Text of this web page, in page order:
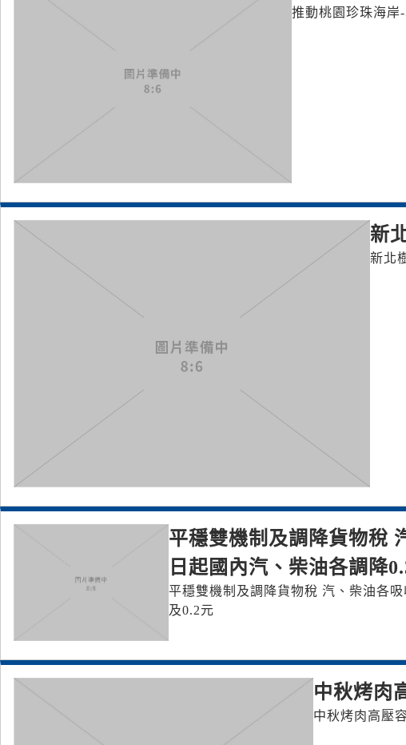
推動桃園珍珠海岸
新
新北
平穩雙機制及調降貨物稅
日起國內汽、柴油各調降
平穩雙機制及調降貨物稅 汽、柴油各
及0.2元
中秋烤肉
中秋烤肉高壓